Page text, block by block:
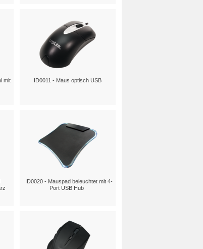
mit
ID0011 - Maus optisch USB
ID0020 - Mauspad beleuchtet mit 4-
Port USB Hub